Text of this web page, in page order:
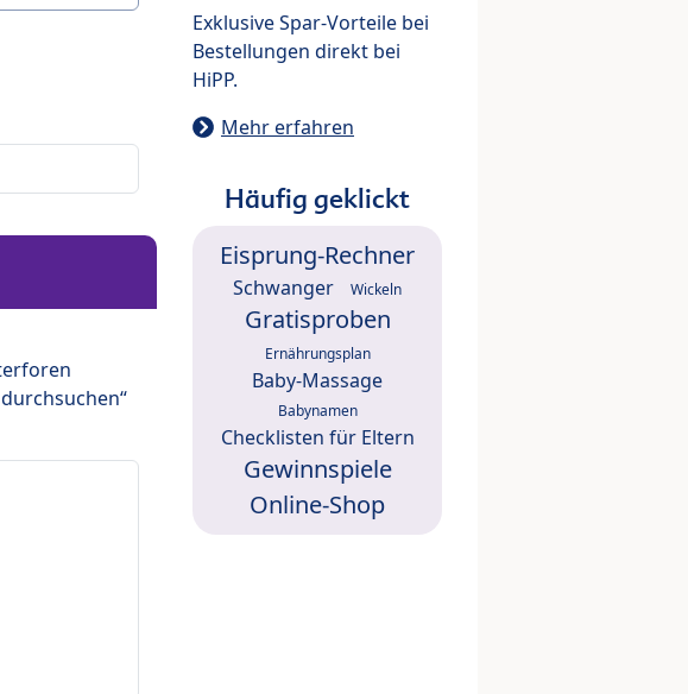
Exklusive Spar-Vorteile bei
Bestellungen direkt bei
HiPP.
Mehr erfahren
Häufig geklickt
Eisprung-Rechner
Schwanger Wickeln
Gratisproben
Ernährungsplan
Baby-Massage
Babynamen
Checklisten für Eltern
Gewinnspiele
Online-Shop